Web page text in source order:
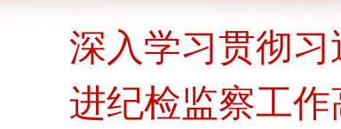
深入学习贯彻
进纪检监察工